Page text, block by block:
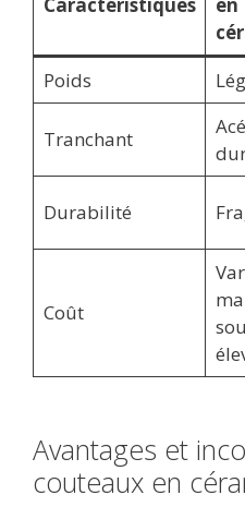
Caractéristiques
en
Poids
Tranchant
Durabilité
Coût
Avantages et
couteaux en